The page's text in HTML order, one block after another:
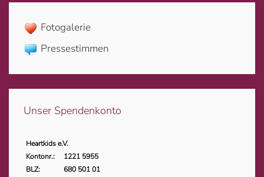
Fotogalerie
Pressestimmen
Unser Spendenkonto
Heartkids e.V.
Kontonr.:
1221 5955
BLZ:
680 501 01